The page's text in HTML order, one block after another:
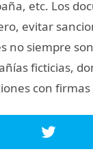
etc. Los
evitar
no siempre
ficticias,
con